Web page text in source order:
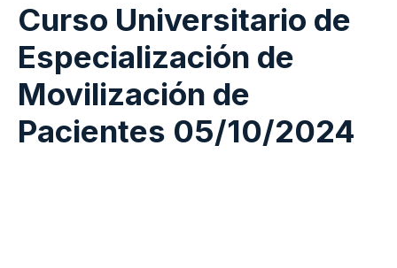
Curso Universitario de
Especialización de
Movilización de
Pacientes 05/10/2024